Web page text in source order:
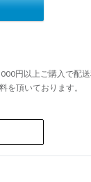
円以上ご購入で配送
を頂いております。